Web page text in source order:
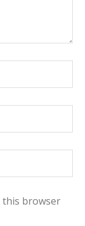
this browser